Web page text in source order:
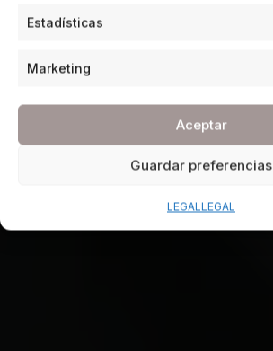
Estadísticas
Marketing
Aceptar
Guardar preferencias
LEGALLEGAL